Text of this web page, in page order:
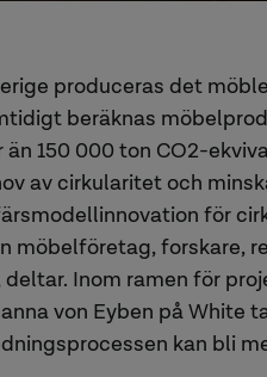
produceras det
beräknas
än 150 000 ton CO2-
av cirkularitet och
för
möbelföretag, forskare,
deltar. Inom ramen för
von Eyben på
kan bli